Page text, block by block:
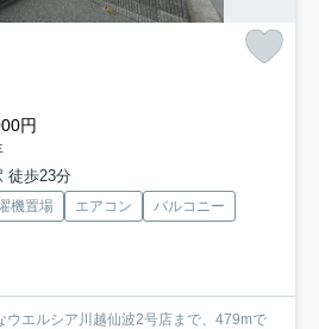
円
徒歩23分
機置場 エアコン
バルコニー
ウエルシア川越仙波2号店まで、479mで